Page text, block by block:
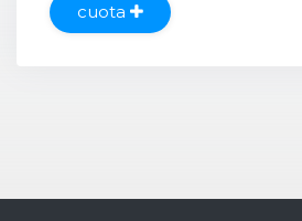
cuota